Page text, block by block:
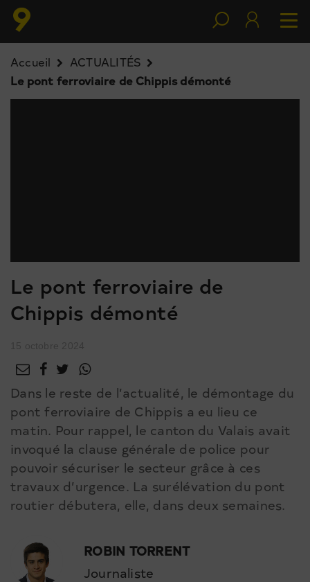
Accueil
ACTUALITÉS
Le pont ferroviaire de Chippis démonté
Le pont ferroviaire de
Chippis démonté
Dans le reste de l’actualité, le démontage du
pont ferroviaire de Chippis a eu lieu ce
matin. Pour rappel, le canton du Valais avait
invoqué la clause générale de police pour
pouvoir sécuriser le secteur grâce à ces
travaux d’urgence. La surélévation du pont
routier débutera, elle, dans deux semaines.
ROBIN TORRENT
Journaliste